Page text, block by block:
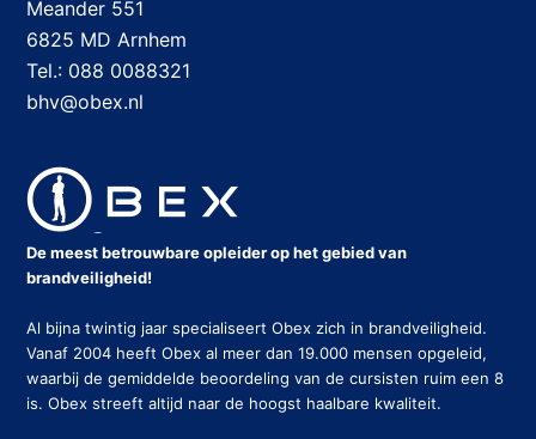
Meander 551
6825 MD Arnhem
Tel.: 088 0088321
bhv@obex.nl
De meest betrouwbare opleider op het gebied van
brandveiligheid!
Al bijna twintig jaar specialiseert Obex zich in brandveiligheid.
Vanaf 2004 heeft Obex al meer dan 19.000 mensen opgeleid,
waarbij de gemiddelde beoordeling van de cursisten ruim een 8
is. Obex streeft altijd naar de hoogst haalbare kwaliteit.